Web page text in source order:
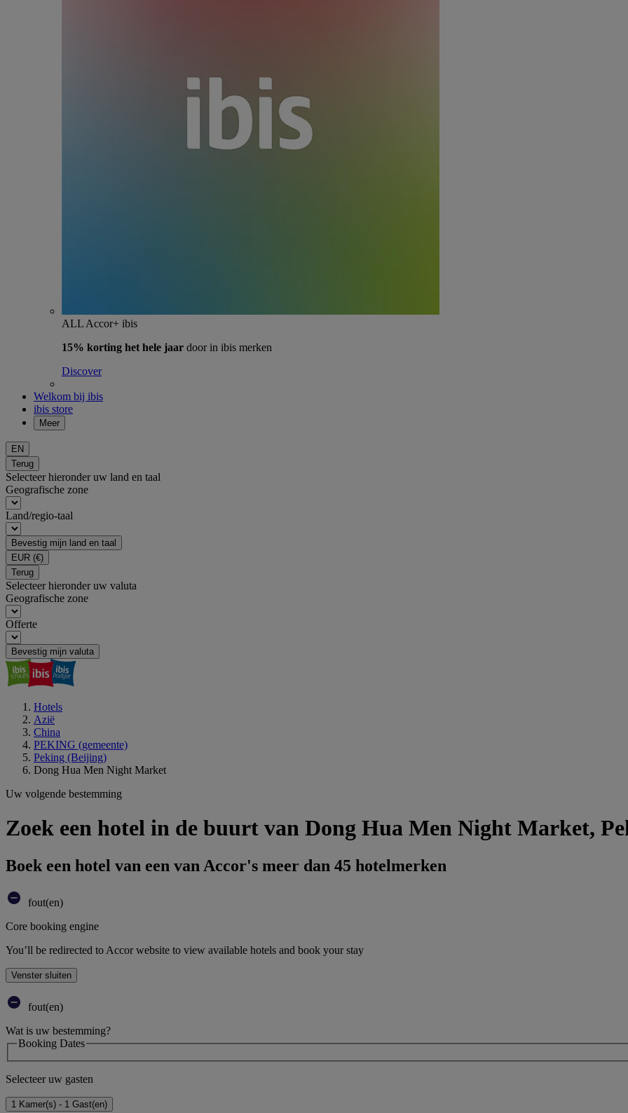
ALL Accor+ ibis
15% korting het hele jaar door in ibis merken
Discover
Welkom bij ibis
ibis store
Meer
EN
Terug
Selecteer hieronder uw land en taal
Geografische zone
Land/regio-taal
Bevestig mijn land en taal
EUR (€)
Terug
Selecteer hieronder uw valuta
Geografische zone
Offerte
Bevestig mijn valuta
Hotels
Azië
China
PEKING (gemeente)
Peking (Beijing)
Dong Hua Men Night Market
Uw volgende bestemming
Zoek een hotel in de buurt van Dong Hua Men Night Market,
Boek een hotel van een van Accor's meer dan 45 hotelmerken
fout(en)
Core booking engine
You’ll be redirected to Accor website to view available hotels and book your stay
Venster sluiten
fout(en)
Wat is uw bestemming?
Booking Dates
Selecteer uw gasten
1 Kamer(s) - 1 Gast(en)